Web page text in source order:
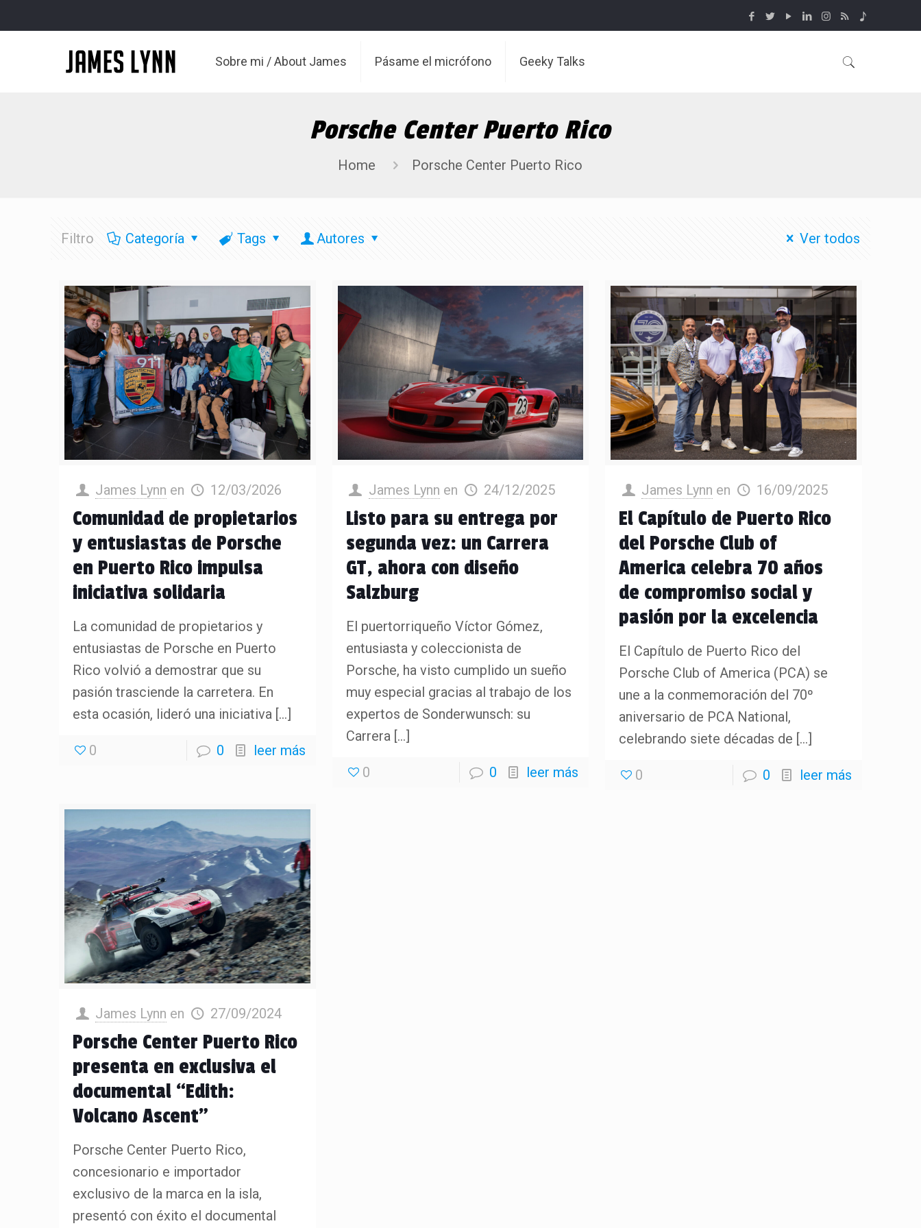
Sobre mi / About James Pásame el micrófono Geeky Talks
Porsche Center Puerto Rico
Home Porsche Center Puerto Rico
Filtro Categoría Tags Autores Ver todos
James Lynn en 12/03/2026
Comunidad de propietarios
y entusiastas de Porsche
en Puerto Rico impulsa
iniciativa solidaria
La comunidad de propietarios y
entusiastas de Porsche en Puerto
Rico volvió a demostrar que su
pasión trasciende la carretera. En
esta ocasión, lideró una iniciativa […]
0 0 leer más
James Lynn en 24/12/2025
Listo para su entrega por
segunda vez: un Carrera
GT, ahora con diseño
Salzburg
El puertorriqueño Víctor Gómez,
entusiasta y coleccionista de
Porsche, ha visto cumplido un sueño
muy especial gracias al trabajo de los
expertos de Sonderwunsch: su
Carrera[…]
0 0 leer más
James Lynn en 16/09/2025
El Capítulo de Puerto Rico
del Porsche Club of
America celebra 70 años
de compromiso social y
pasión por la excelencia
El Capítulo de Puerto Rico del
Porsche Club of America (PCA) se
une a la conmemoración del 70º
aniversario de PCA National,
celebrando siete décadas de […]
0 0 leer más
James Lynn en 27/09/2024
Porsche Center Puerto Rico
presenta en exclusiva el
documental “Edith:
Volcano Ascent”
Porsche Center Puerto Rico,
concesionario e importador
exclusivo de la marca en la isla,
presentó con éxito el documental